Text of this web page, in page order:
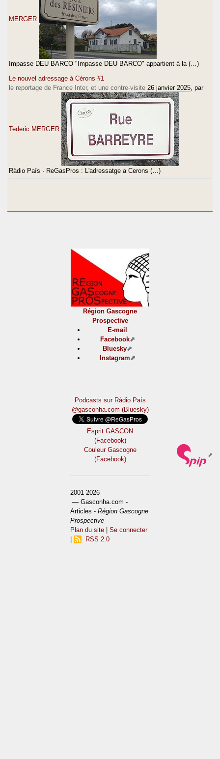
MERGER
Impasse DEU BARCO "Impasse DEU BARCO" appartient à la (…)
Le nouvel adressage à Cérons #1
le reportage de France Inter, et une contre-visite 26 janvier 2025 , par
Tederic MERGER
Ràdio País · ReGasPros : L'adressatge a Cerons (…)
Région Gascogne
Prospective
E-mail
Facebook
Bluesky
Instagram
Podcasts sur Ràdio País
@gasconha.com (Bluesky)
Esprit GASCON
(Facebook)
Couleur Gascogne
(Facebook)
2001-2026
— Gasconha.com -
Articles -Région Gascogne
Prospective
Plan du site |Se connecter
RSS 2.0